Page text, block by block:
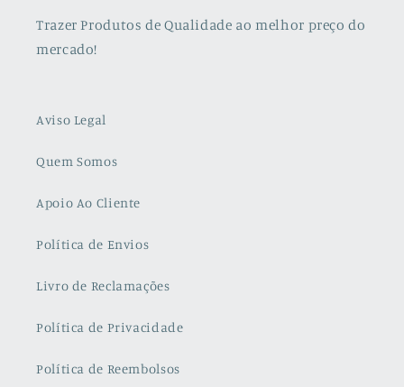
Trazer Produtos de Qualidade ao melhor preço do
mercado!
Aviso Legal
Quem Somos
Apoio Ao Cliente
Política de Envios
Livro de Reclamações
Política de Privacidade
Política de Reembolsos